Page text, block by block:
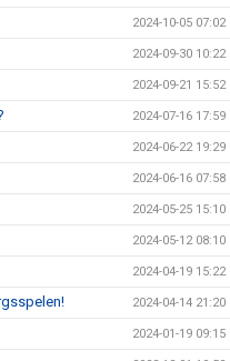
2024-10-05 07:02
2024-09-30 10:22
2024-09-21 15:52
2024-07-16 17:59
2024-06-22 19:29
2024-06-16 07:58
2024-05-25 15:10
2024-05-12 08:10
2024-04-19 15:22
2024-04-14 21:20
2024-01-19 09:15